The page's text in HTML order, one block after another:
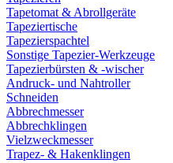
Tapetomat & Abrollgeräte
Tapeziertische
Tapezierspachtel
Sonstige Tapezier-Werkzeuge
Tapezierbürsten & -wischer
Andruck- und Nahtroller
Schneiden
Abbrechmesser
Abbrechklingen
Vielzweckmesser
Trapez- & Hakenklingen